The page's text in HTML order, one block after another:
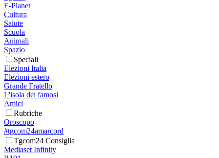
E-Planet
Cultura
Salute
Scuola
Animali
Spazio
Speciali
Elezioni Italia
Elezioni estero
Grande Fratello
L'isola dei famosi
Amici
Rubriche
Oroscopo
#tgcom24amarcord
Tgcom24 Consiglia
Mediaset Infinity